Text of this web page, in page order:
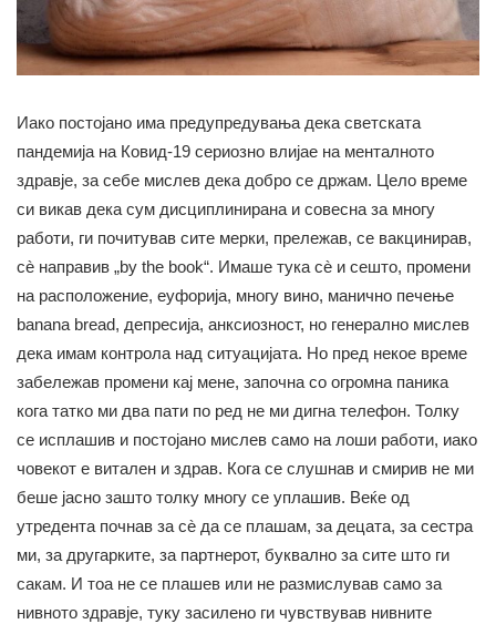
Иако постојано има предупредувања дека светската
пандемија на Ковид-19 сериозно влијае на менталното
здравје, за себе мислев дека добро се држам. Цело време
си викав дека сум дисциплинирана и совесна за многу
работи, ги почитував сите мерки, прележав, се вакцинирав,
сè направив „by the book“. Имаше тука сè и сешто, промени
на расположение, еуфорија, многу вино, манично печење
banana bread, депресија, анксиозност, но генерално мислев
дека имам контрола над ситуацијата. Но пред некое време
забележав промени кај мене, започна со огромна паника
кога татко ми два пати по ред не ми дигна телефон. Толку
се исплашив и постојано мислев само на лоши работи, иако
човекот е витален и здрав. Кога се слушнав и смирив не ми
беше јасно зашто толку многу се уплашив. Веќе од
утредента почнав за сè да се плашам, за децата, за сестра
ми, за другарките, за партнерот, буквално за сите што ги
сакам. И тоа не се плашев или не размислував само за
нивното здравје, туку засилено ги чувствував нивните